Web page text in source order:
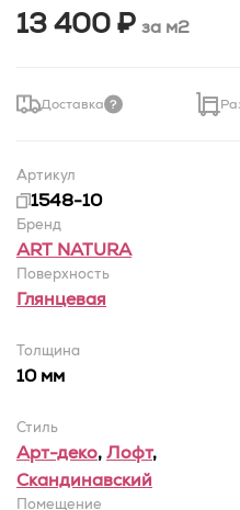
13 400 ₽ за м2
Доставка
Артикул
1548-10
Бренд
ART NATURA
Поверхность
Глянцевая
Толщина
10 мм
Стиль
Арт-деко,Лофт,
Скандинавский
Помещение